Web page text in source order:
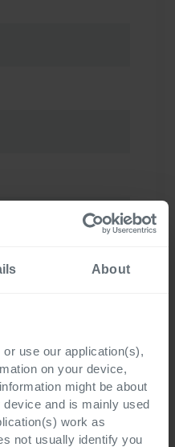
About
use our application(s),
on your device,
might be about
and is mainly used
work as
not usually identify you